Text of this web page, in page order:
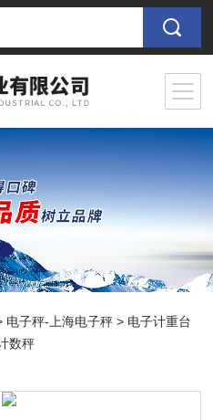
电子秤-上海电子秤 > 电子计重台
数秤